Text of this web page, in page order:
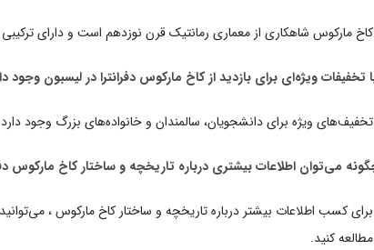
کاخ مارکوس شاهکاری از معماری رمانتیک قرن نوزدهم است و دارای
تخفیف‌های ویژه برای دانشجویان، سالمندان و خانواده‌های بزرگ وجود
برای کسب اطلاعات بیشتر درباره تاریخچه و ساختار کاخ مارکوس ،
مطالعه کنید.